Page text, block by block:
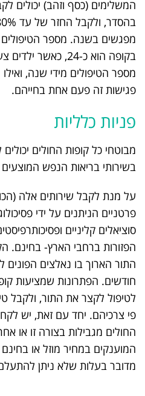
המשלימים (כסף וזהב) יכולים
מפגשים בשנה. מספר
בקופה הוא כ-24,
מספר הטיפולים מידי שנה,
פגישות זה פעם אחת בחייהם.
פניות כלליות
מבוטחי כל קופות החולים
בשירותי בריאות הנפש
על מנת לקבל שירותים אלה
פרטניים הניתנים על ידי
סוציאלים קליניים
הפזורות ברחבי הארץ- בחינם.
התור הארוך בו נאלצים הפונים
חודשים. הפתרונות שמציעות
לטיפול לקצר את התור, ולקבל
פי צרכיהם. יחד עם זאת, יש
החולים מגבילות בצורה זו או
המוענקים במחיר מוזל או
מדובר בעלות שלא ניתן